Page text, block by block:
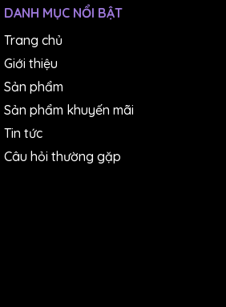
DANH MỤC NỔI BẬT
Trang chủ
Giới thiệu
Sản phẩm
Sản phẩm khuyến mãi
Tin tức
Câu hỏi thường gặp